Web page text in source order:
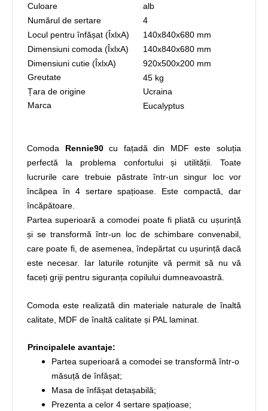
Culoare
alb
Numărul de sertare
4
Locul pentru înfășat (ÎxlxA)
140x840x680 mm
Dimensiuni comoda (ÎxlxA) 140x840x680 mm
Dimensiuni cutie (ÎxlxA)
920х500х200 mm
Greutate
45 kg
Țara de origine
Ucraina
Marca
Eucalyptus
Comoda Rennie90cu fațadă din MDF este soluția
perfectă la problema confortului și utilității. Toate
lucrurile care trebuie păstrate într-un singur loc vor
încăpea în 4 sertare spațioase. Este compactă, dar
încăpătoare.
Partea superioară a comodei poate fi pliată cu ușurință
și se transformă într-un loc de schimbare convenabil,
care poate fi, de asemenea, îndepărtat cu ușurință dacă
este necesar. Iar laturile rotunjite vă permit să nu vă
faceți griji pentru siguranța copilului dumneavoastră.
Comoda este realizată din materiale naturale de înaltă
calitate, MDF de înaltă calitate și PAL laminat.
Principalele avantaje:
Partea superioară a comodei se transformă într-o
măsuță de înfășat;
Masa de înfășat detașabilă;
Prezenta a celor 4 sertare spațioase;